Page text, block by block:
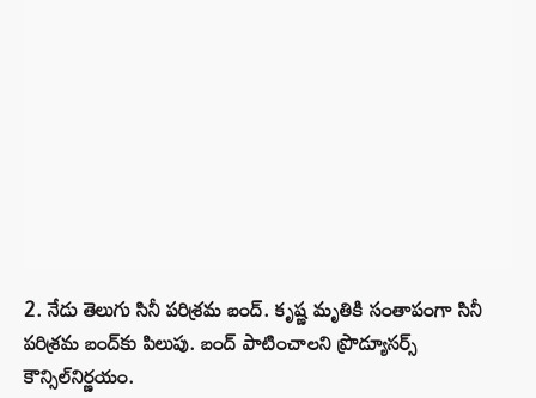
2. నేడు తెలుగు సినీ పరిశ్రమ బంద్‌. కృష్ణ మృతికి సంతాపంగా సినీ
పరిశ్రమ బంద్‌కు పిలుపు. బంద్‌ పాటించాలని ప్రొడ్యూసర్స్‌
కౌన్సిల్‌నిర్ణయం.